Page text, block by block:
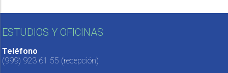
ESTUDIOS Y OFICINAS
Teléfono
(999) 923 61 55 (recepción)